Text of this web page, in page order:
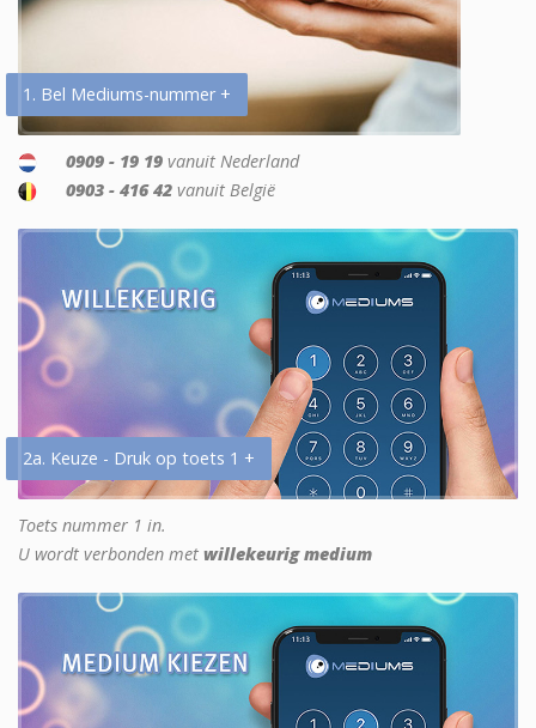
1. Bel Mediums-nummer +
0909 - 19 19 vanuit Nederland
0903 - 416 42 vanuit België
2a. Keuze - Druk op toets 1 +
Toets nummer 1 in.
U wordt verbonden met willekeurig medium